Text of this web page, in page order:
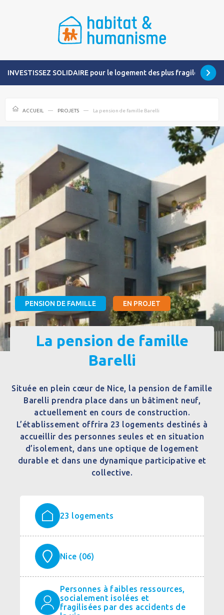
INVESTISSEZ SOLIDAIRE pour le logement des plus fragiles
ACCUEIL PROJETS La pension de famille Barelli
PENSION DE FAMILLE EN PROJET
La pension de famille
Barelli
Située en plein cœur de Nice, la pension de famille
Barelli prendra place dans un bâtiment neuf,
actuellement en cours de construction.
L’établissement offrira 23 logements destinés à
accueillir des personnes seules et en situation
d’isolement, dans une optique de logement
durable et dans une dynamique participative et
collective.
23 logements
Nice (06)
Personnes à faibles ressources,
socialement isolées et
fragilisées par des accidents de